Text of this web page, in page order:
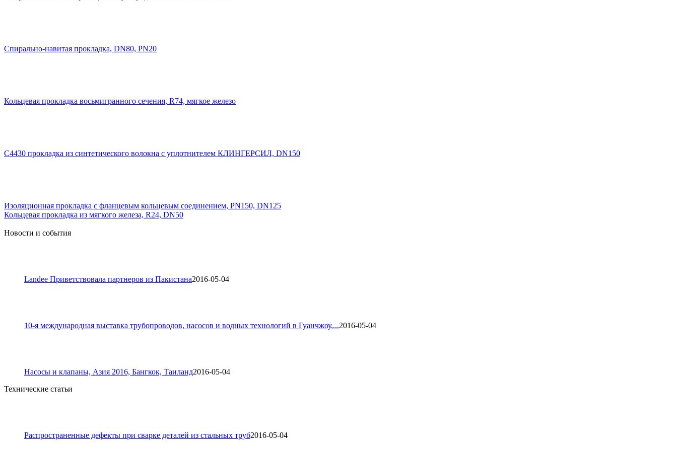
Cпирально-навитая прокладка, DN80, PN20
Кольцевая прокладка восьмигранного сечения, R74, мягкое железо
C4430 прокладка из синтетического волокна с уплотнителем КЛИНГЕРСИЛ, DN150
Изоляционная прокладка с фланцевым кольцевым соединением, PN150, DN125
Кольцевая прокладка из мягкого железа, R24, DN50
Новости и события
Landee Приветствовала партнеров из Пакистана2016-05-04
10-я международная выставка трубопроводов, насосов и водных технологий в Гуанчжоу,...2016-05-04
Насосы и клапаны, Азия 2016, Бангкок, Таиланд2016-05-04
Технические статьи
Распространенные дефекты при сварке деталей из стальных труб2016-05-04